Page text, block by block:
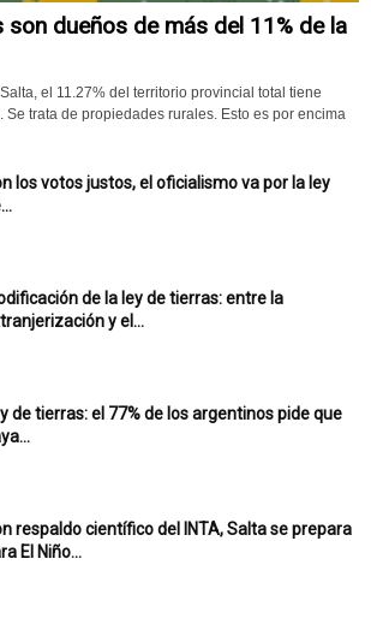
dueños de más del 11% de la
el 11.27% del territorio provincial total tiene
Se trata de propiedades rurales. Esto es por encima
los votos justos, el oficialismo va por la ley
de la ley de tierras: entre la
y el...
de tierras: el 77% de los argentinos pide que
respaldo científico del INTA, Salta se prepara
El Niño...